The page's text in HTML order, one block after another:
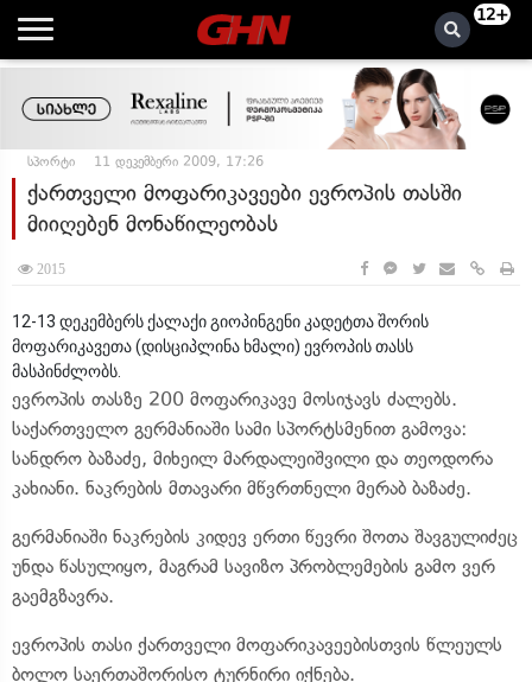
12+
სპორტი 11 დეკემბერი 2009, 17:26
ქართველი მოფარიკავეები ევროპის თასში
მიიღებენ მონაწილეობას
2015
12-13 დეკემბერს ქალაქი გიოპინგენი კადეტთა შორის
მოფარიკავეთა (დისციპლინა ხმალი) ევროპის თასს
მასპინძლობს.
ევროპის თასზე 200 მოფარიკავე მოსიჯავს ძალებს.
საქართველო გერმანიაში სამი სპორტსმენით გამოვა:
სანდრო ბაზაძე, მიხეილ მარდალეიშვილი და თეოდორა
კახიანი. ნაკრების მთავარი მწვრთნელი მერაბ ბაზაძე.
გერმანიაში ნაკრების კიდევ ერთი წევრი შოთა შავგულიძეც
უნდა წასულიყო, მაგრამ სავიზო პრობლემების გამო ვერ
გაემგზავრა.
ევროპის თასი ქართველი მოფარიკავეებისთვის წლეულს
ბოლო საერთაშორისო ტურნირი იქნება.